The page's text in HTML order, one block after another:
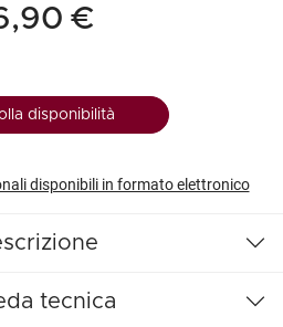
€
disponibilità
disponibili in formato elettronico
tecnica